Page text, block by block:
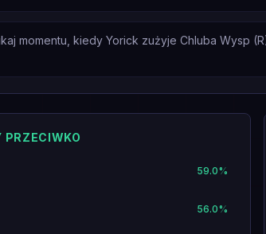
momentu, kiedy Yorick zużyje Chluba Wysp
PRZECIWKO
59.0%
56.0%